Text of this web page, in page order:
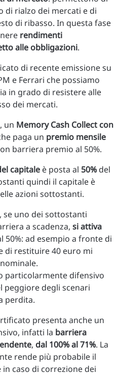
di rialzo dei mercati e di
di ribasso. In questa fase
rendimenti
alle obbligazioni.
di recente emissione su
e Ferrari che possiamo
in grado di resistere alle
dei mercati.
, un Memory Cash Collect con
paga un premio mensile
barriera premio al 50%.
capitale è posta al 50%del
quindi il capitale è
azioni sottostanti.
, se uno dei sottostanti
a scadenza, si attiva
50%: ad esempio a fronte di
di restituire 40 euro mi
particolarmente difensivo
peggiore degli scenari
perdita.
presenta anche un
infatti la barriera
, dal 100% al 71%. La
rende più probabile il
caso di correzione dei